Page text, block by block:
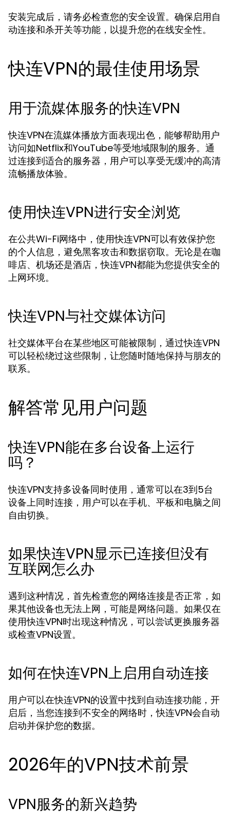
安装完成后，请务必检查您的安全设置。确保启用自
动连接和杀开关等功能，以提升您的在线安全性。
快连VPN的最佳使用场景
用于流媒体服务的快连VPN
快连VPN在流媒体播放方面表现出色，能够帮助用户
访问如Netflix和YouTube等受地域限制的服务。通
过连接到适合的服务器，用户可以享受无缓冲的高清
流畅播放体验。
使用快连VPN进行安全浏览
在公共Wi-Fi网络中，使用快连VPN可以有效保护您
的个人信息，避免黑客攻击和数据窃取。无论是在咖
啡店、机场还是酒店，快连VPN都能为您提供安全的
上网环境。
快连VPN与社交媒体访问
社交媒体平台在某些地区可能被限制，通过快连VPN
可以轻松绕过这些限制，让您随时随地保持与朋友的
联系。
解答常见用户问题
快连VPN能在多台设备上运行
吗？
快连VPN支持多设备同时使用，通常可以在3到5台
设备上同时连接，用户可以在手机、平板和电脑之间
自由切换。
如果快连VPN显示已连接但没有
互联网怎么办
遇到这种情况，首先检查您的网络连接是否正常，如
果其他设备也无法上网，可能是网络问题。如果仅在
使用快连VPN时出现这种情况，可以尝试更换服务器
或检查VPN设置。
如何在快连VPN上启用自动连接
用户可以在快连VPN的设置中找到自动连接功能，开
启后，当您连接到不安全的网络时，快连VPN会自动
启动并保护您的数据。
2026年的VPN技术前景
VPN服务的新兴趋势